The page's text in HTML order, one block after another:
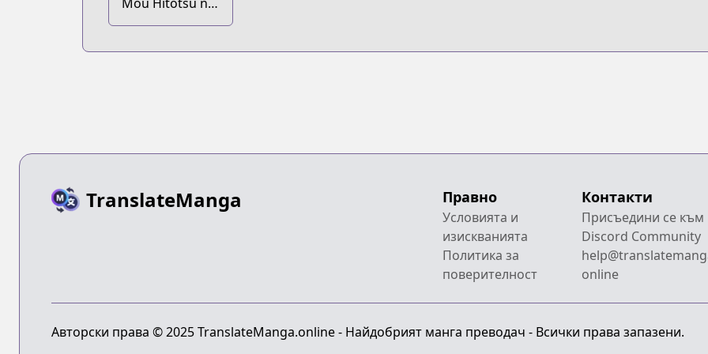
Piano no Mori:
TranslateManga Правно
Условията и
изискванията
Политика за
поверителност
Контакти
Присъедини се към
Discord Community
online
Авторски права © 2025 TranslateManga.online - Найдобрият манга преводач - Всички права запазени.